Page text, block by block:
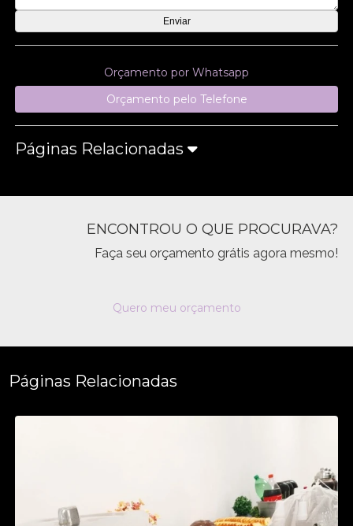
Orçamento por Whatsapp
Orçamento pelo Telefone
Páginas Relacionadas
ENCONTROU O QUE PROCURAVA?
Faça seu orçamento grátis agora mesmo!
Quero meu orçamento
Páginas Relacionadas